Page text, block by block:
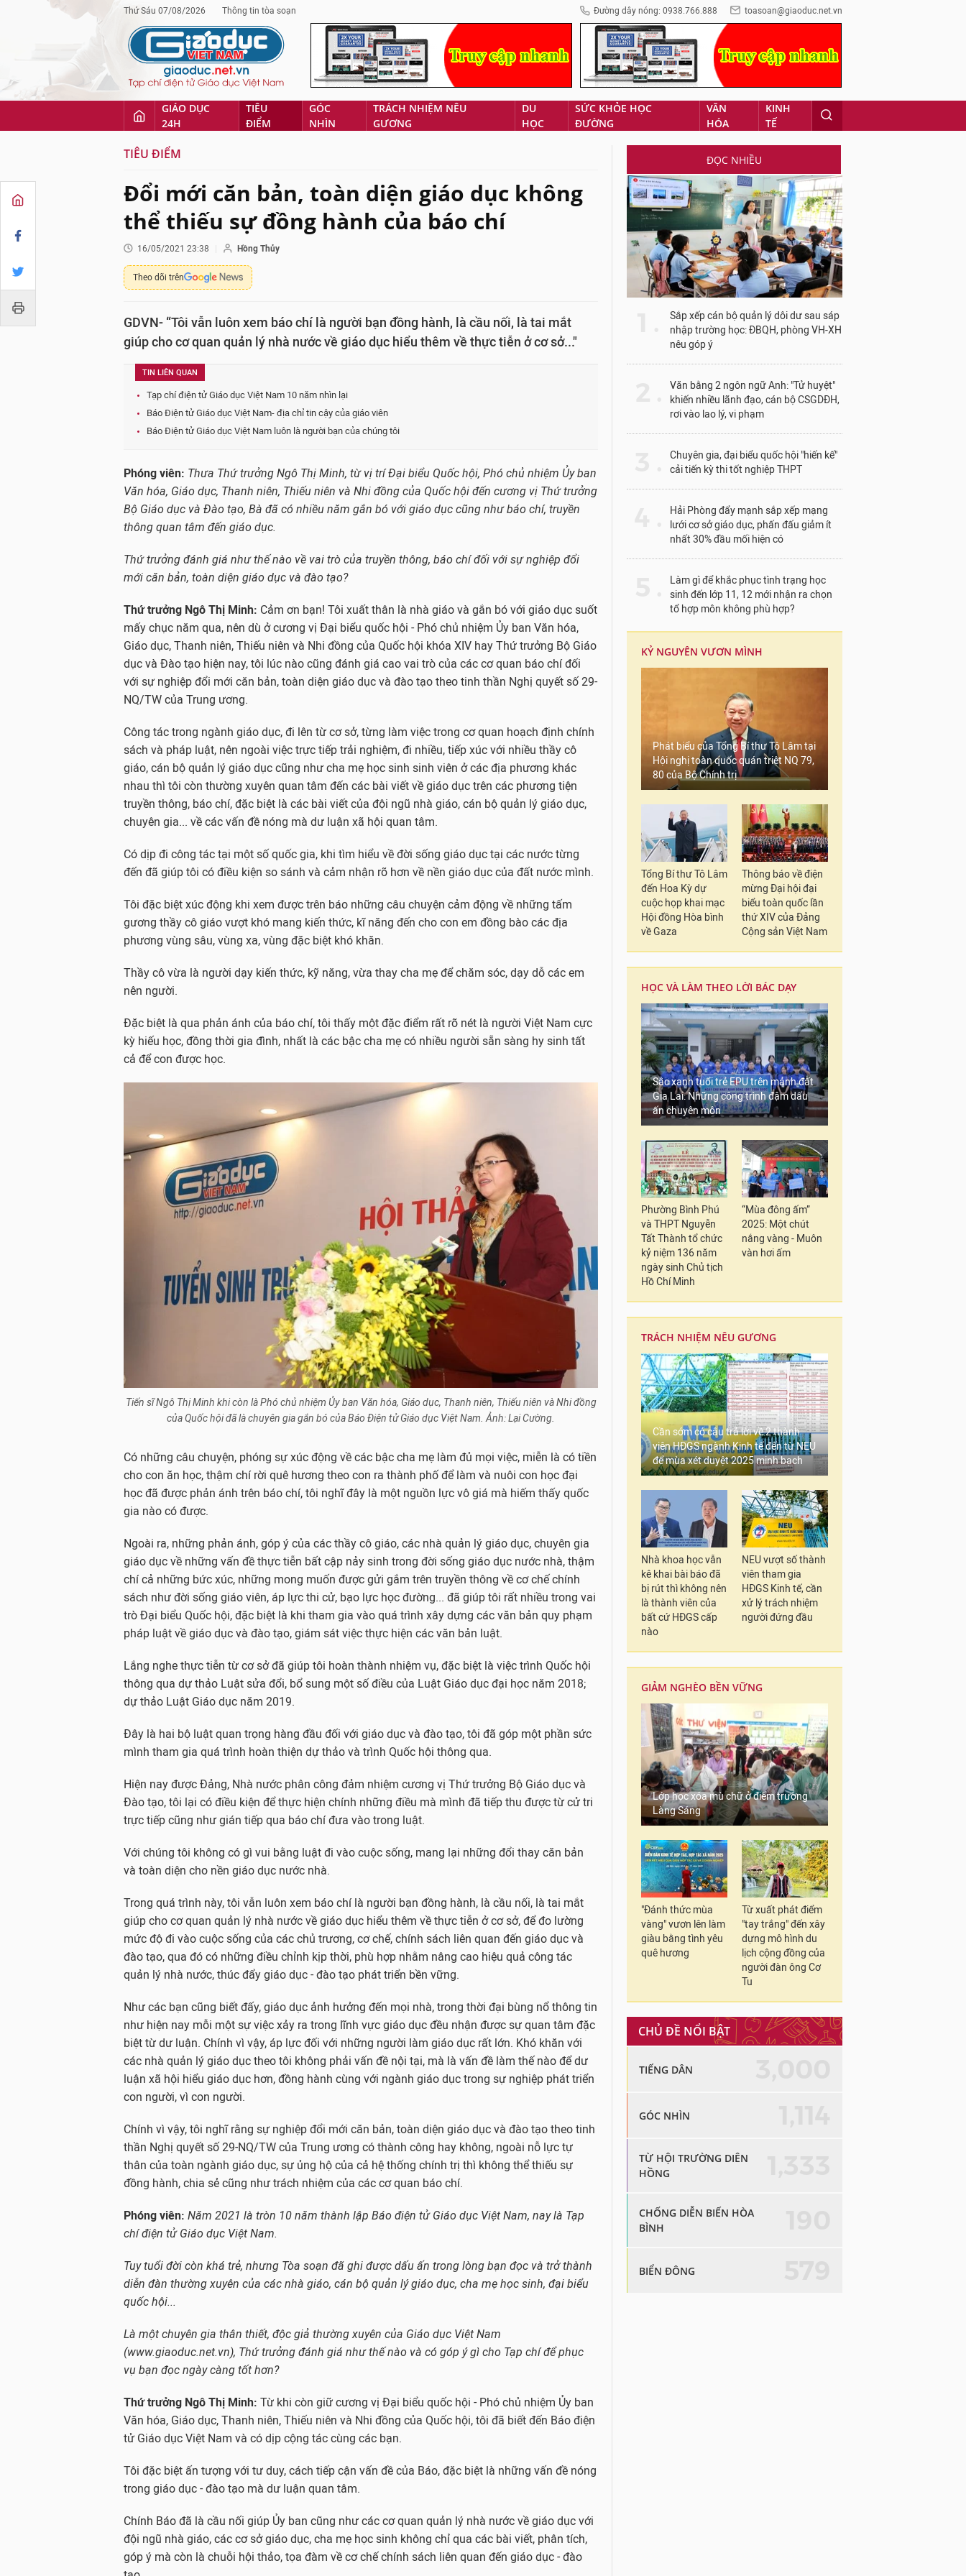
Thứ Sáu 07/08/2026 Thông tin tòa soạn Đường dây nóng: 0938.766.888 toasoan@giaoduc.net.vn
GIÁO DỤC
24H
TIÊU
ĐIỂM
GÓC
NHÌN
TRÁCH NHIỆM NÊU
GƯƠNG
DU
HỌC
SỨC KHỎE HỌC
ĐƯỜNG
VĂN
HÓA
KINH
TẾ
TIÊU ĐIỂM
Đổi mới căn bản, toàn diện giáo dục không
thể thiếu sự đồng hành của báo chí
16/05/2021 23:38 Hồng Thủy
Theo dõi trên
GDVN- “Tôi vẫn luôn xem báo chí là người bạn đồng hành, là cầu nối, là tai mắt
giúp cho cơ quan quản lý nhà nước về giáo dục hiểu thêm về thực tiễn ở cơ sở..."
TIN LIÊN QUAN
Tạp chí điện tử Giáo dục Việt Nam 10 năm nhìn lại
Báo Điện tử Giáo dục Việt Nam- địa chỉ tin cậy của giáo viên
Báo Điện tử Giáo dục Việt Nam luôn là người bạn của chúng tôi
Phóng viên: Thưa Thứ trưởng Ngô Thị Minh, từ vị trí Đại biểu Quốc hội, Phó chủ nhiệm Ủy ban
Văn hóa, Giáo dục, Thanh niên, Thiếu niên và Nhi đồng của Quốc hội đến cương vị Thứ trưởng
Bộ Giáo dục và Đào tạo, Bà đã có nhiều năm gắn bó với giáo dục cũng như báo chí, truyền
thông quan tâm đến giáo dục.
Thứ trưởng đánh giá như thế nào về vai trò của truyền thông, báo chí đối với sự nghiệp đổi
mới căn bản, toàn diện giáo dục và đào tạo?
Thứ trưởng Ngô Thị Minh: Cảm ơn bạn! Tôi xuất thân là nhà giáo và gắn bó với giáo dục suốt
mấy chục năm qua, nên dù ở cương vị Đại biểu quốc hội - Phó chủ nhiệm Ủy ban Văn hóa,
Giáo dục, Thanh niên, Thiếu niên và Nhi đồng của Quốc hội khóa XIV hay Thứ trưởng Bộ Giáo
dục và Đào tạo hiện nay, tôi lúc nào cũng đánh giá cao vai trò của các cơ quan báo chí đối
với sự nghiệp đổi mới căn bản, toàn diện giáo dục và đào tạo theo tinh thần Nghị quyết số 29-
NQ/TW của Trung ương.
Công tác trong ngành giáo dục, đi lên từ cơ sở, từng làm việc trong cơ quan hoạch định chính
sách và pháp luật, nên ngoài việc trực tiếp trải nghiệm, đi nhiều, tiếp xúc với nhiều thầy cô
giáo, cán bộ quản lý giáo dục cũng như cha mẹ học sinh sinh viên ở các địa phương khác
nhau thì tôi còn thường xuyên quan tâm đến các bài viết về giáo dục trên các phương tiện
truyền thông, báo chí, đặc biệt là các bài viết của đội ngũ nhà giáo, cán bộ quản lý giáo dục,
chuyên gia... về các vấn đề nóng mà dư luận xã hội quan tâm.
Có dịp đi công tác tại một số quốc gia, khi tìm hiểu về đời sống giáo dục tại các nước từng
đến đã giúp tôi có điều kiện so sánh và cảm nhận rõ hơn về nền giáo dục của đất nước mình.
Tôi đặc biệt xúc động khi xem được trên báo những câu chuyện cảm động về những tấm
gương thầy cô giáo vượt khó mang kiến thức, kĩ năng đến cho con em đồng bào các địa
phương vùng sâu, vùng xa, vùng đặc biệt khó khăn.
Thầy cô vừa là người dạy kiến thức, kỹ năng, vừa thay cha mẹ để chăm sóc, dạy dỗ các em
nên người.
Đặc biệt là qua phản ánh của báo chí, tôi thấy một đặc điểm rất rõ nét là người Việt Nam cực
kỳ hiếu học, đồng thời gia đình, nhất là các bậc cha mẹ có nhiều người sẵn sàng hy sinh tất
cả để con được học.
Tiến sĩ Ngô Thị Minh khi còn là Phó chủ nhiệm Ủy ban Văn hóa, Giáo dục, Thanh niên, Thiếu niên và Nhi đồng
của Quốc hội đã là chuyên gia gắn bó của Báo Điện tử Giáo dục Việt Nam. Ảnh: Lại Cường.
Có những câu chuyện, phóng sự xúc động về các bậc cha mẹ làm đủ mọi việc, miễn là có tiền
cho con ăn học, thậm chí rời quê hương theo con ra thành phố để làm và nuôi con học đại
học đã được phản ánh trên báo chí, tôi nghĩ đây là một nguồn lực vô giá mà hiếm thấy quốc
gia nào có được.
Ngoài ra, những phản ánh, góp ý của các thầy cô giáo, các nhà quản lý giáo dục, chuyên gia
giáo dục về những vấn đề thực tiễn bất cập nảy sinh trong đời sống giáo dục nước nhà, thậm
chí cả những bức xúc, những mong muốn được gửi gắm trên truyền thông về cơ chế chính
sách như đời sống giáo viên, áp lực thi cử, bạo lực học đường... đã giúp tôi rất nhiều trong vai
trò Đại biểu Quốc hội, đặc biệt là khi tham gia vào quá trình xây dựng các văn bản quy phạm
pháp luật về giáo dục và đào tạo, giám sát việc thực hiện các văn bản luật.
Lắng nghe thực tiễn từ cơ sở đã giúp tôi hoàn thành nhiệm vụ, đặc biệt là việc trình Quốc hội
thông qua dự thảo Luật sửa đổi, bổ sung một số điều của Luật Giáo dục đại học năm 2018;
dự thảo Luật Giáo dục năm 2019.
Đây là hai bộ luật quan trọng hàng đầu đối với giáo dục và đào tạo, tôi đã góp một phần sức
mình tham gia quá trình hoàn thiện dự thảo và trình Quốc hội thông qua.
Hiện nay được Đảng, Nhà nước phân công đảm nhiệm cương vị Thứ trưởng Bộ Giáo dục và
Đào tạo, tôi lại có điều kiện để thực hiện chính những điều mà mình đã tiếp thu được từ cử tri
trực tiếp cũng như gián tiếp qua báo chí đưa vào trong luật.
Với chúng tôi không có gì vui bằng luật đi vào cuộc sống, mang lại những đổi thay căn bản
và toàn diện cho nền giáo dục nước nhà.
Trong quá trình này, tôi vẫn luôn xem báo chí là người bạn đồng hành, là cầu nối, là tai mắt
giúp cho cơ quan quản lý nhà nước về giáo dục hiểu thêm về thực tiễn ở cơ sở, để đo lường
mức độ đi vào cuộc sống của các chủ trương, cơ chế, chính sách liên quan đến giáo dục và
đào tạo, qua đó có những điều chỉnh kịp thời, phù hợp nhằm nâng cao hiệu quả công tác
quản lý nhà nước, thúc đẩy giáo dục - đào tạo phát triển bền vững.
Như các bạn cũng biết đấy, giáo dục ảnh hưởng đến mọi nhà, trong thời đại bùng nổ thông tin
như hiện nay mỗi một sự việc xảy ra trong lĩnh vực giáo dục đều nhận được sự quan tâm đặc
biệt từ dư luận. Chính vì vậy, áp lực đối với những người làm giáo dục rất lớn. Khó khăn với
các nhà quản lý giáo dục theo tôi không phải vấn đề nội tại, mà là vấn đề làm thế nào để dư
luận xã hội hiểu giáo dục hơn, đồng hành cùng với ngành giáo dục trong sự nghiệp phát triển
con người, vì con người.
Chính vì vậy, tôi nghĩ rằng sự nghiệp đổi mới căn bản, toàn diện giáo dục và đào tạo theo tinh
thần Nghị quyết số 29-NQ/TW của Trung ương có thành công hay không, ngoài nỗ lực tự
thân của toàn ngành giáo dục, sự ủng hộ của cả hệ thống chính trị thì không thể thiếu sự
đồng hành, chia sẻ cũng như trách nhiệm của các cơ quan báo chí.
Phóng viên: Năm 2021 là tròn 10 năm thành lập Báo điện tử Giáo dục Việt Nam, nay là Tạp
chí điện tử Giáo dục Việt Nam.
Tuy tuổi đời còn khá trẻ, nhưng Tòa soạn đã ghi được dấu ấn trong lòng bạn đọc và trở thành
diễn đàn thường xuyên của các nhà giáo, cán bộ quản lý giáo dục, cha mẹ học sinh, đại biểu
quốc hội...
Là một chuyên gia thân thiết, độc giả thường xuyên của Giáo dục Việt Nam
(www.giaoduc.net.vn), Thứ trưởng đánh giá như thế nào và có góp ý gì cho Tạp chí để phục
vụ bạn đọc ngày càng tốt hơn?
Thứ trưởng Ngô Thị Minh: Từ khi còn giữ cương vị Đại biểu quốc hội - Phó chủ nhiệm Ủy ban
Văn hóa, Giáo dục, Thanh niên, Thiếu niên và Nhi đồng của Quốc hội, tôi đã biết đến Báo điện
tử Giáo dục Việt Nam và có dịp cộng tác cùng các bạn.
Tôi đặc biệt ấn tượng với tư duy, cách tiếp cận vấn đề của Báo, đặc biệt là những vấn đề nóng
trong giáo dục - đào tạo mà dư luận quan tâm.
Chính Báo đã là cầu nối giúp Ủy ban cũng như các cơ quan quản lý nhà nước về giáo dục với
đội ngũ nhà giáo, các cơ sở giáo dục, cha mẹ học sinh không chỉ qua các bài viết, phân tích,
góp ý mà còn là chuỗi hội thảo, tọa đàm về cơ chế chính sách liên quan đến giáo dục - đào
ĐỌC NHIỀU
Sắp xếp cán bộ quản lý dôi dư sau sáp
nhập trường học: ĐBQH, phòng VH-XH
nêu góp ý
Văn bằng 2 ngôn ngữ Anh: "Tử huyệt"
khiến nhiều lãnh đạo, cán bộ CSGDĐH,
rơi vào lao lý, vi phạm
Chuyên gia, đại biểu quốc hội "hiến kế"
cải tiến kỳ thi tốt nghiệp THPT
Hải Phòng đẩy mạnh sắp xếp mạng
lưới cơ sở giáo dục, phấn đấu giảm ít
nhất 30% đầu mối hiện có
Làm gì để khắc phục tình trạng học
sinh đến lớp 11, 12 mới nhận ra chọn
tổ hợp môn không phù hợp?
KỶ NGUYÊN VƯƠN MÌNH
Phát biểu của Tổng Bí thư Tô Lâm tại
Hội nghị toàn quốc quán triệt NQ 79,
80 của Bộ Chính trị
Tổng Bí thư Tô Lâm
đến Hoa Kỳ dự
cuộc họp khai mạc
Hội đồng Hòa bình
về Gaza
Thông báo về điện
mừng Đại hội đại
biểu toàn quốc lần
thứ XIV của Đảng
Cộng sản Việt Nam
HỌC VÀ LÀM THEO LỜI BÁC DẠY
Sắc xanh tuổi trẻ EPU trên mảnh đất
Gia Lai: Những công trình đậm dấu
ấn chuyên môn
Phường Bình Phú
và THPT Nguyễn
Tất Thành tổ chức
kỷ niệm 136 năm
ngày sinh Chủ tịch
Hồ Chí Minh
“Mùa đông ấm”
2025: Một chút
nắng vàng - Muôn
vàn hơi ấm
TRÁCH NHIỆM NÊU GƯƠNG
Cần sớm có câu trả lời về 2 thành
viên HĐGS ngành Kinh tế đến từ NEU
để mùa xét duyệt 2025 minh bạch
Nhà khoa học vẫn
kê khai bài báo đã
bị rút thì không nên
là thành viên của
bất cứ HĐGS cấp
nào
NEU vượt số thành
viên tham gia
HĐGS Kinh tế, cần
xử lý trách nhiệm
người đứng đầu
GIẢM NGHÈO BỀN VỮNG
Lớp học xóa mù chữ ở điểm trường
Làng Sáng
"Đánh thức mùa
vàng" vươn lên làm
giàu bằng tình yêu
quê hương
Từ xuất phát điểm
"tay trắng" đến xây
dựng mô hình du
lịch cộng đồng của
người đàn ông Cơ
Tu
CHỦ ĐỀ NỔI BẬT
TIẾNG DÂN
GÓC NHÌN
TỪ HỘI TRƯỜNG DIÊN
HỒNG
CHỐNG DIỄN BIẾN HÒA
BÌNH
BIỂN ĐÔNG